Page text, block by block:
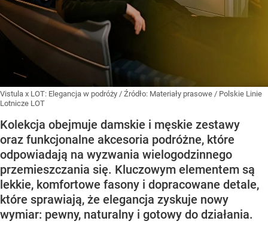
Vistula x LOT: Elegancja w podróży / Źródło: Materiały prasowe / Polskie Linie
Lotnicze LOT
Kolekcja obejmuje damskie i męskie zestawy
oraz funkcjonalne akcesoria podróżne, które
odpowiadają na wyzwania wielogodzinnego
przemieszczania się. Kluczowym elementem są
lekkie, komfortowe fasony i dopracowane detale,
które sprawiają, że elegancja zyskuje nowy
wymiar: pewny, naturalny i gotowy do działania.